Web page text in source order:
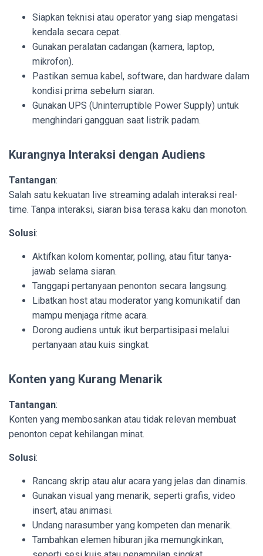
Siapkan teknisi atau operator yang siap mengatasi
kendala secara cepat.
Gunakan peralatan cadangan (kamera, laptop,
mikrofon).
Pastikan semua kabel, software, dan hardware dalam
kondisi prima sebelum siaran.
Gunakan UPS (Uninterruptible Power Supply) untuk
menghindari gangguan saat listrik padam.
Kurangnya Interaksi dengan Audiens
Tantangan:
Salah satu kekuatan live streaming adalah interaksi real-
time. Tanpa interaksi, siaran bisa terasa kaku dan monoton.
Solusi:
Aktifkan kolom komentar, polling, atau fitur tanya-
jawab selama siaran.
Tanggapi pertanyaan penonton secara langsung.
Libatkan host atau moderator yang komunikatif dan
mampu menjaga ritme acara.
Dorong audiens untuk ikut berpartisipasi melalui
pertanyaan atau kuis singkat.
Konten yang Kurang Menarik
Tantangan:
Konten yang membosankan atau tidak relevan membuat
penonton cepat kehilangan minat.
Solusi:
Rancang skrip atau alur acara yang jelas dan dinamis.
Gunakan visual yang menarik, seperti grafis, video
insert, atau animasi.
Undang narasumber yang kompeten dan menarik.
Tambahkan elemen hiburan jika memungkinkan,